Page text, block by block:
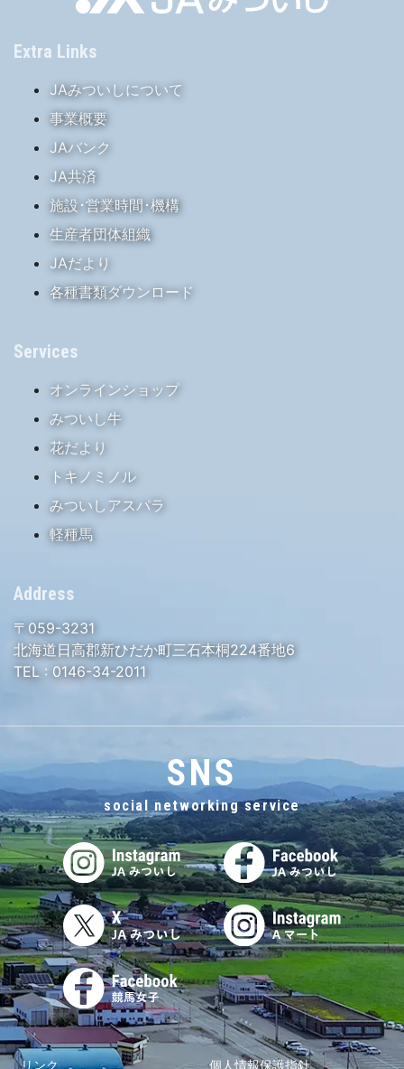
Extra Links
JAみついしについて
事業概要
JAバンク
JA共済
施設･営業時間･機構
生産者団体組織
JAだより
各種書類ダウンロード
Services
オンラインショップ
みついし牛
花だより
トキノミノル
みついしアスパラ
軽種馬
Address
〒059-3231
北海道日高郡新ひだか町三石本桐224番地6
TEL : 0146-34-2011
SNS
social networking service
リンク 個人情報保護指針